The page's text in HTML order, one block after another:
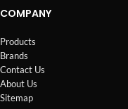
COMPANY
Products
Brands
Contact Us
About Us
Sitemap